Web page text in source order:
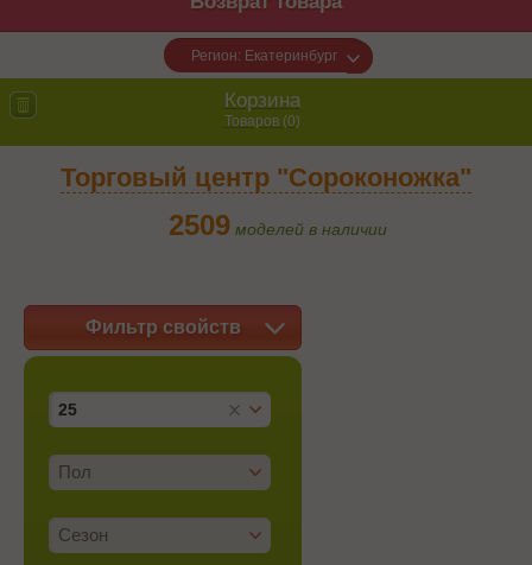
Регион: Екатеринбург
Корзина
Товаров (0)
Торговый центр "Сороконожка"
2509 моделей в наличии
Фильтр свойств
25
Пол
Сезон